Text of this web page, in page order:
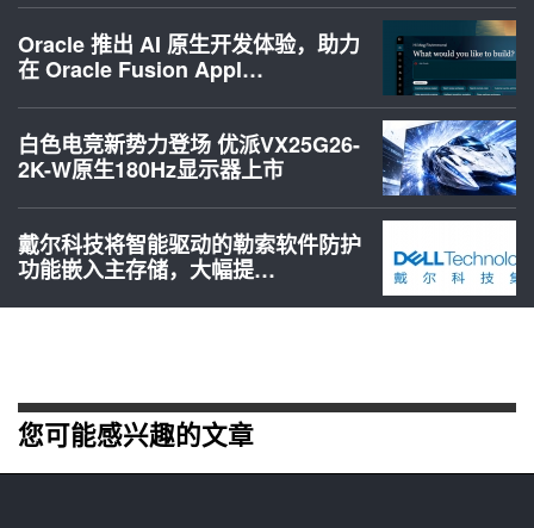
Oracle 推出 AI 原生开发体验，助力
在 Oracle Fusion Appl…
白色电竞新势力登场 优派VX25G26-
2K-W原生180Hz显示器上市
戴尔科技将智能驱动的勒索软件防护
功能嵌入主存储，大幅提…
您可能感兴趣的文章